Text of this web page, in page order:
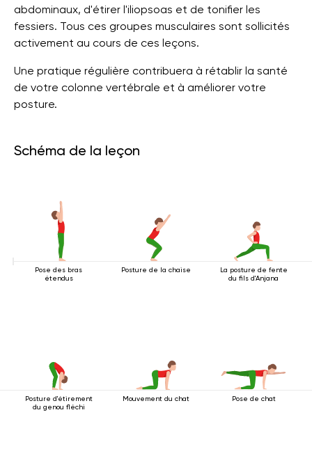
abdominaux, d'étirer l'iliopsoas et de tonifier les
fessiers. Tous ces groupes musculaires sont sollicités
activement au cours de ces leçons.
Une pratique régulière contribuera à rétablir la santé
de votre colonne vertébrale et à améliorer votre
posture.
Schéma de la leçon
Pose des bras
étendus
Posture de la chaise
La posture de fente
du fils d'Anjana
Posture d'étirement
du genou fléchi
Mouvement du chat Pose de chat